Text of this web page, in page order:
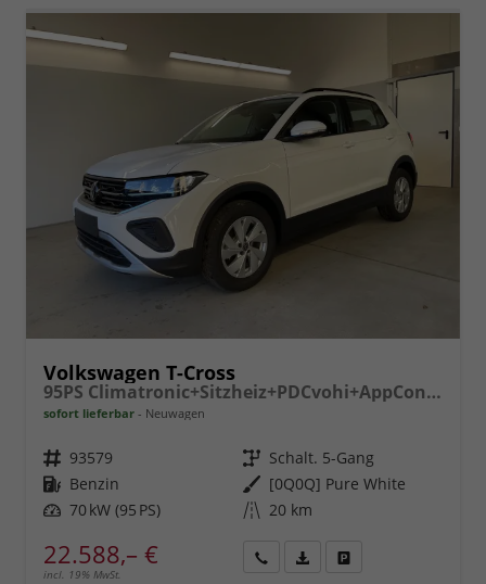
Volkswagen T-Cross
95PS Climatronic+Sitzheiz+PDCvohi+AppConnect+Side+TravelAssist+ACC
sofort lieferbar Neuwagen
Fahrzeugnr. 93579 Getriebe Schalt. 5-Gang
Kraftstoff Benzin Außenfarbe [0Q0Q] Pure White
Leistung 70 kW (95 PS) Kilometerstand 20 km
22.588,– €
incl. 19% MwSt.